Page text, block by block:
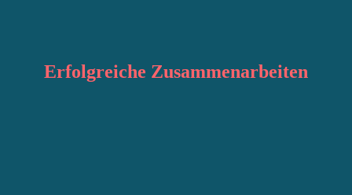
Erfolgreiche Zusammenarbeiten